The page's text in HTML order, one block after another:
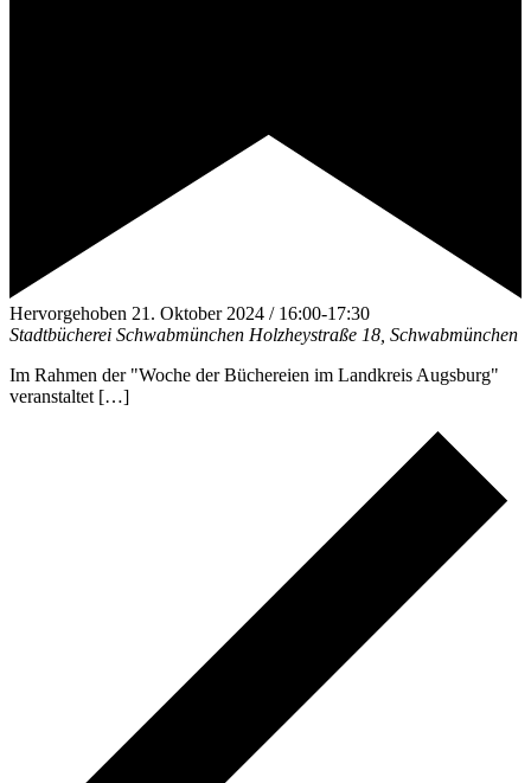
Hervorgehoben 21. Oktober 2024 / 16:00-17:30
Stadtbücherei Schwabmünchen Holzheystraße 18, Schwabmünchen
Im Rahmen der "Woche der Büchereien im Landkreis Augsburg"
veranstaltet […]